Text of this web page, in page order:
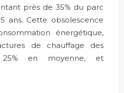
près de 35% du parc
ans. Cette obsolescence
énergétique,
de chauffage des
25% en moyenne, et